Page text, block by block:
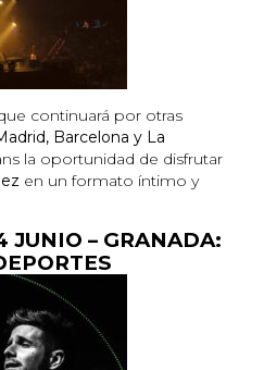
continuará por otras
Barcelona y La
la oportunidad de disfrutar
en un formato íntimo y
– GRANADA: